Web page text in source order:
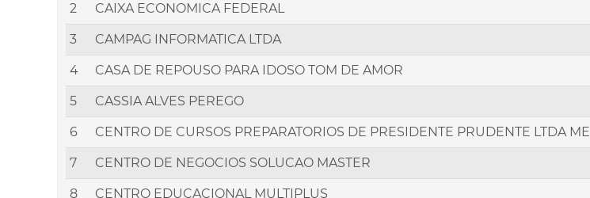
2 CAIXA ECONOMICA FEDERAL
3 CAMPAG INFORMATICA LTDA
4 CASA DE REPOUSO PARA IDOSO TOM DE AMOR
5 CASSIA ALVES PEREGO
6 CENTRO DE CURSOS PREPARATORIOS DE PRESIDENTE PRUDENTE LTDA ME
7 CENTRO DE NEGOCIOS SOLUCAO MASTER
8 CENTRO EDUCACIONAL MULTIPLUS